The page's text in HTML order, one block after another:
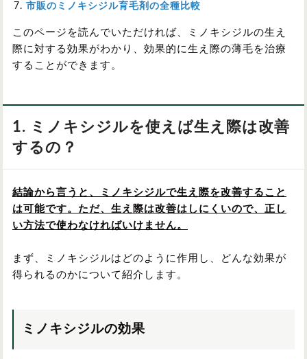
市販のミノキシジル育毛剤の全種比較
このページを読んでいただければ、ミノキシジルの生え
際に対する効果がわかり、効果的に生え際の薄毛を治療
することができます。
1. ミノキシジルを使えば生え際は改善
するの？
結論から言うと、ミノキシジルで生え際を改善すること
は可能です。ただ、生え際は改善はしにくいので、正し
い方法で使わなければいけません。
まず、ミノキシジルはどのように作用し、どんな効果が
得られるのかについて紹介します。
ミノキシジルの効果